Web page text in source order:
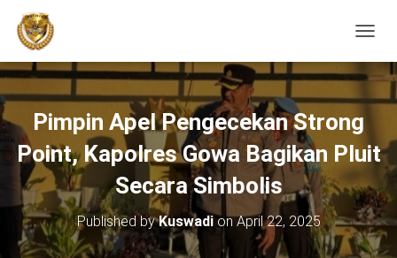
Pimpin Apel Pengecekan Strong
Point, Kapolres Gowa Bagikan Pluit
Secara Simbolis
Published byKuswadionApril 22, 2025